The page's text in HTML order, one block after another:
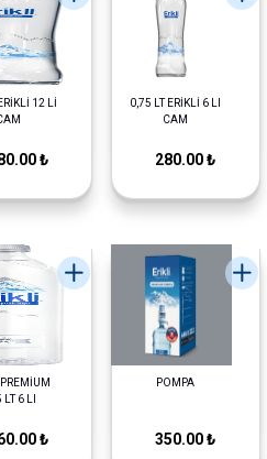
12 Lİ
₺
0,75 LT ERİKLİ 6 LI
CAM
280.00 ₺
6 LI
₺
POMPA
350.00 ₺